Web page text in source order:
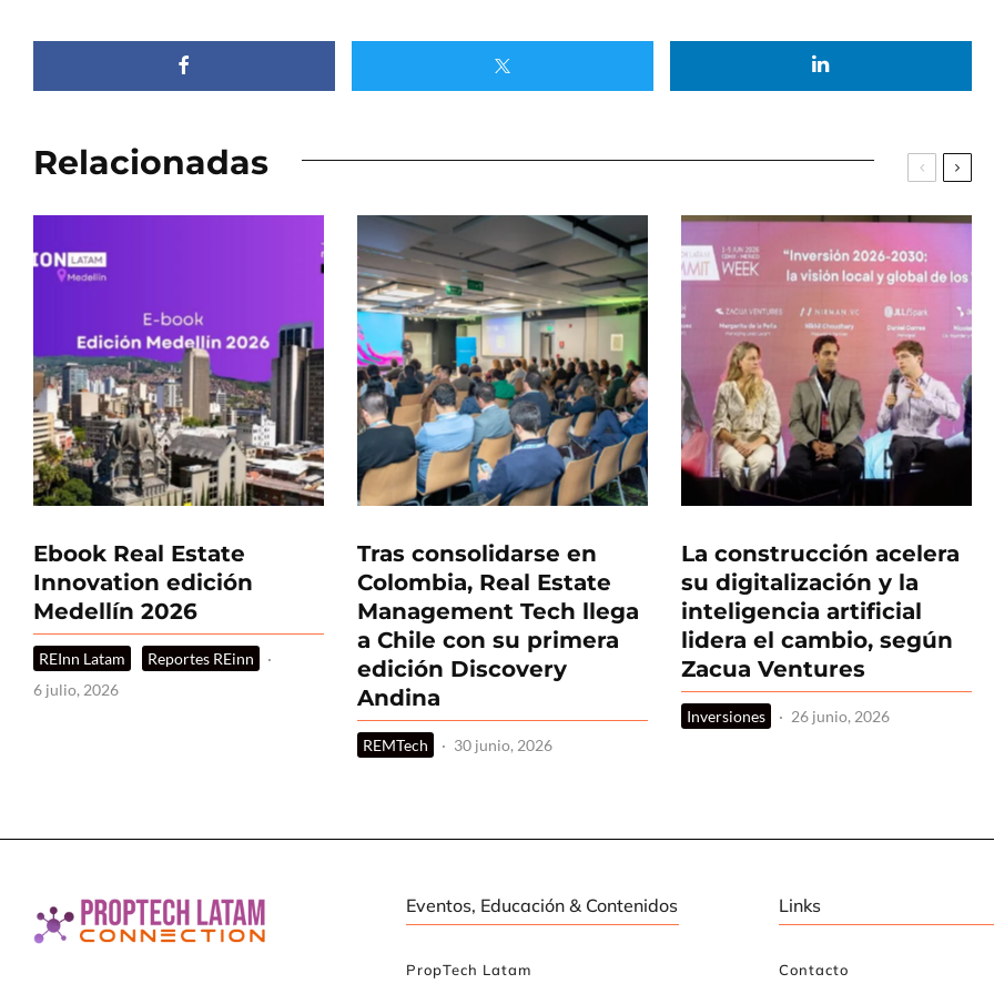
Relacionadas
Ebook Real Estate
Innovation edición
Medellín 2026
REInn Latam Reportes REinn
·
6 julio, 2026
Tras consolidarse en
Colombia, Real Estate
Management Tech llega
a Chile con su primera
edición Discovery
Andina
REMTech · 30 junio, 2026
La construcción acelera
su digitalización y la
inteligencia artificial
lidera el cambio, según
Zacua Ventures
Inversiones · 26 junio, 2026
Eventos, Educación & Contenidos
PropTech Latam
Links
Contacto